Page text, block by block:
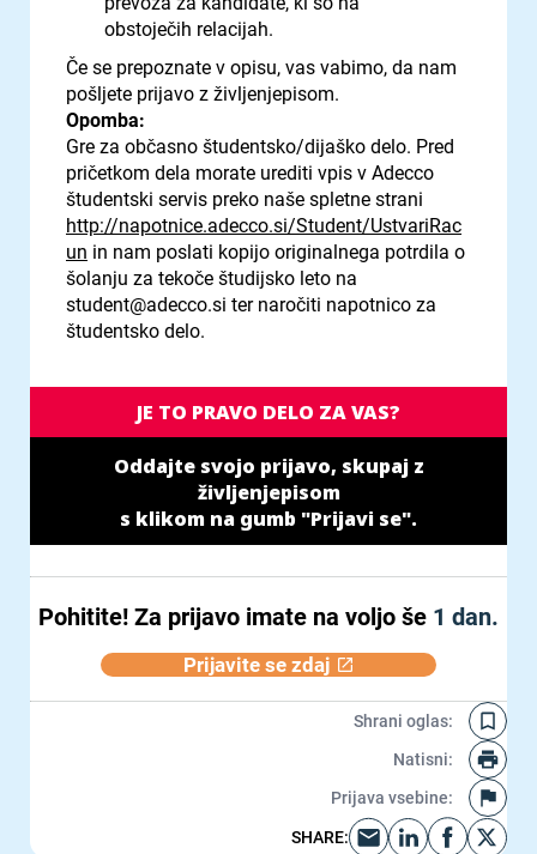
obstoječih relacijah.
Če se prepoznate v opisu, vas vabimo, da nam
pošljete prijavo z življenjepisom.
Opomba:
Gre za občasno študentsko/dijaško delo. Pred
pričetkom dela morate urediti vpis v Adecco
študentski servis preko naše spletne strani
http://napotnice.adecco.si/Student/UstvariRac
un in nam poslati kopijo originalnega potrdila o
šolanju za tekoče študijsko leto na
student@adecco.si ter naročiti napotnico za
študentsko delo.
JE TO PRAVO DELO ZA VAS?
Oddajte svojo prijavo, skupaj z
življenjepisom
s klikom na gumb "Prijavi se".
Pohitite! Za prijavo imate na voljo še 1 dan.
Prijavite se zdaj
Shrani oglas:
Natisni:
Prijava vsebine:
SHARE: